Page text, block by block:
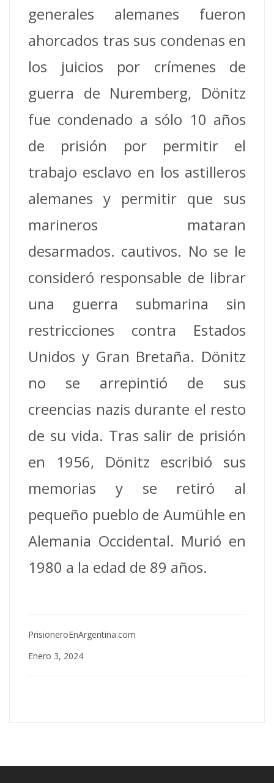
generales alemanes fueron
ahorcados tras sus condenas en
los juicios por crímenes de
guerra de Nuremberg, Dönitz
fue condenado a sólo 10 años
de prisión por permitir el
trabajo esclavo en los astilleros
alemanes y permitir que sus
marineros mataran
desarmados. cautivos. No se le
consideró responsable de librar
una guerra submarina sin
restricciones contra Estados
Unidos y Gran Bretaña. Dönitz
no se arrepintió de sus
creencias nazis durante el resto
de su vida. Tras salir de prisión
en 1956, Dönitz escribió sus
memorias y se retiró al
pequeño pueblo de Aumühle en
Alemania Occidental. Murió en
1980 a la edad de 89 años.
PrisioneroEnArgentina.com
Enero 3, 2024